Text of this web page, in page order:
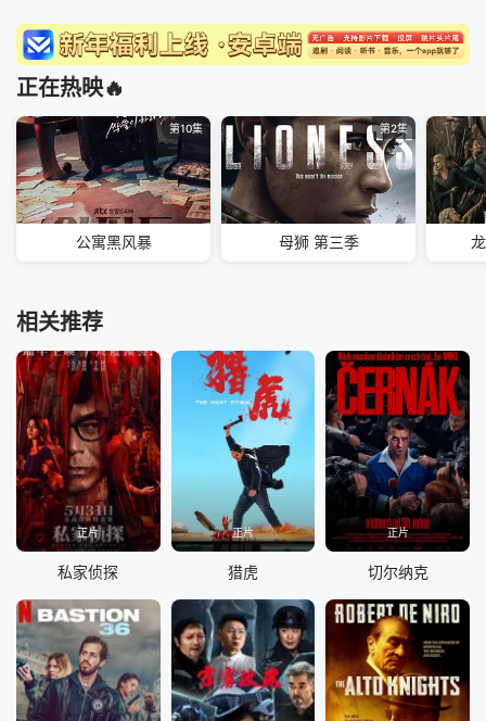
正在热映🔥
第10集
公寓黑风暴
第2集
母狮 第三季
相关推荐
正片
私家侦探
正片
猎虎
正片
切尔纳克